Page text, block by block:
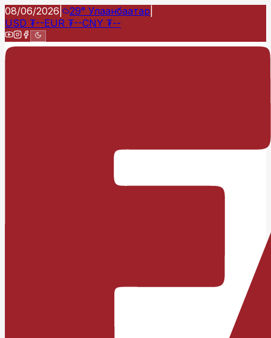
08/06/2026 29° Улаанбаатар
USD ₮--EUR ₮--CNY ₮--